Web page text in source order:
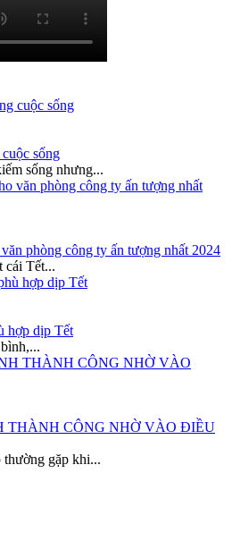
sống
sống nhưng...
phòng công ty ấn tượng nhất 2024
cái Tết...
hợp dịp Tết
THÀNH CÔNG NHỜ VÀO ĐIỀU
gặp khi...